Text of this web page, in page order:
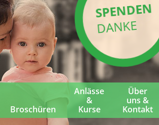
SPENDEN
DANKE
Broschüren
Anlässe
&
Kurse
Über
uns &
Kontakt